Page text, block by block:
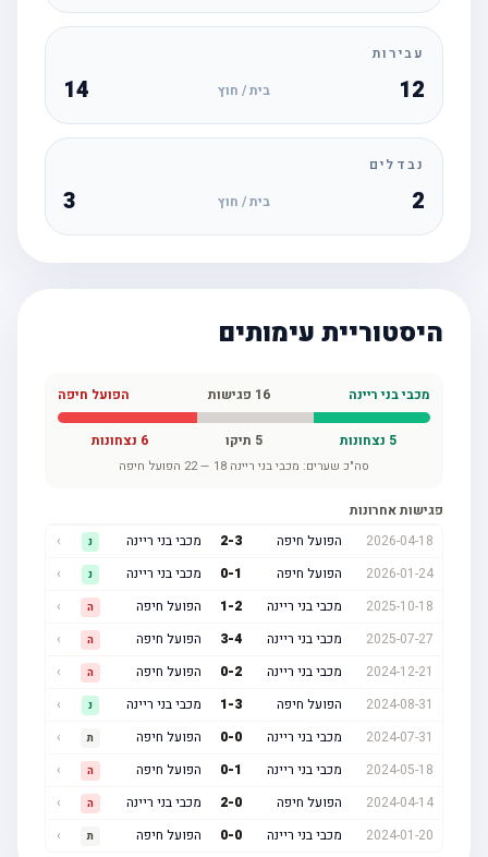
עבירות
12 בית / חוץ 14
נבדלים
בית / חוץ
היסטוריית עימותים
מכבי בני ריינה 16פגישות הפועל חיפה
נצחונות תיקו נצחונות
סה"כ שערים:מכבי בני ריינה 18
—
22 הפועל חיפה
פגישות אחרונות
2026-04-18
הפועל חיפה 2 מכבי בני ריינה
2026-01-24
הפועל חיפה 0 מכבי בני ריינה
2025-10-18
מכבי בני ריינה 1 הפועל חיפה
2025-07-27
מכבי בני ריינה 3 הפועל חיפה
2024-12-21
מכבי בני ריינה 0 הפועל חיפה
2024-08-31
הפועל חיפה 1 מכבי בני ריינה
2024-07-31
מכבי בני ריינה 0 הפועל חיפה
2024-05-18
מכבי בני ריינה 0 הפועל חיפה
2024-04-14
הפועל חיפה 2 מכבי בני ריינה
2024-01-20
מכבי בני ריינה 0 הפועל חיפה